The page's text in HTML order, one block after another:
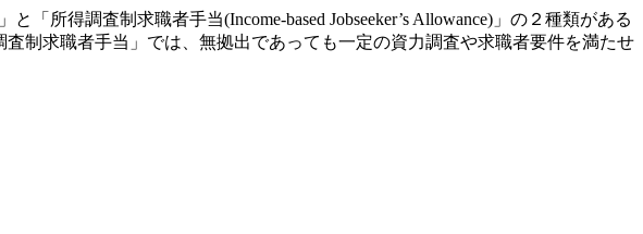
と「所得調査制求職者手当(Income-based Jobseeker’s Allowance)」の２種類がある
制求職者手当」では、無拠出であっても一定の資力調査や求職者要件を満たせ